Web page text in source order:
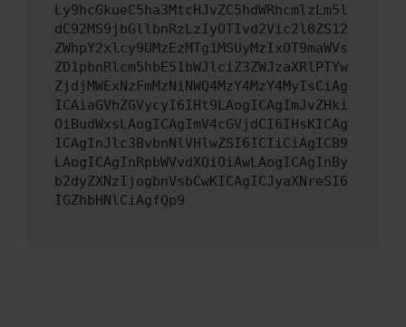
Ly9hcGkueC5ha3MtcHJvZC5hdWRhcmlzLm5l
dC92MS9jbGllbnRzLzIyOTIvd2Vic2l0ZS12
ZWhpY2xlcy9UMzEzMTg1MSUyMzIxOT9maWVs
ZD1pbnRlcm5hbE51bWJlciZ3ZWJzaXRlPTYw
ZjdjMWExNzFmMzNiNWQ4MzY4MzY4MyIsCiAg
ICAiaGVhZGVycyI6IHt9LAogICAgImJvZHki
OiBudWxsLAogICAgImV4cGVjdCI6IHsKICAg
ICAgInJlc3BvbnNlVHlwZSI6ICIiCiAgICB9
LAogICAgInRpbWVvdXQiOiAwLAogICAgInBy
b2dyZXNzIjogbnVsbCwKICAgICJyaXNreSI6
IGZhbHNlCiAgfQp9